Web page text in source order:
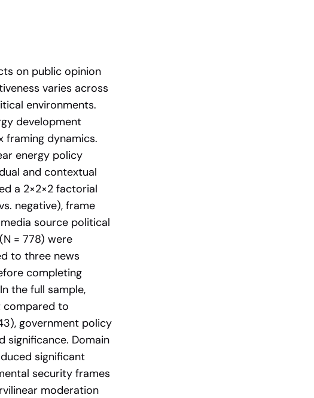
on public opinion
varies across
environments.
development
framing dynamics.
energy policy
and contextual
a 2×2×2 factorial
negative), frame
source political
= 778) were
to three news
completing
the full sample,
compared to
government policy
significance. Domain
significant
security frames
moderation